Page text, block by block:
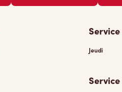
Jeudi